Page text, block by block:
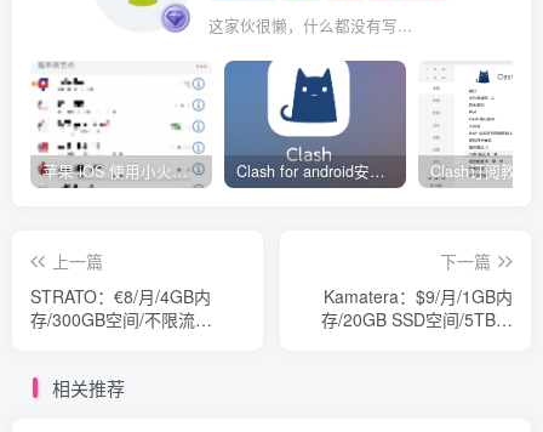
这家伙很懒，什么都没有写...
苹果 iOS 使用小火箭(shadowrocket)新手教程 Clash for android安卓客户端保姆级新手使用教程
上一篇
STRATO：€8/月/4GB内
存/300GB空间/不限流
下一篇
Kamatera：$9/月/1GB内
存/20GB SSD空间/5TB流
相关推荐